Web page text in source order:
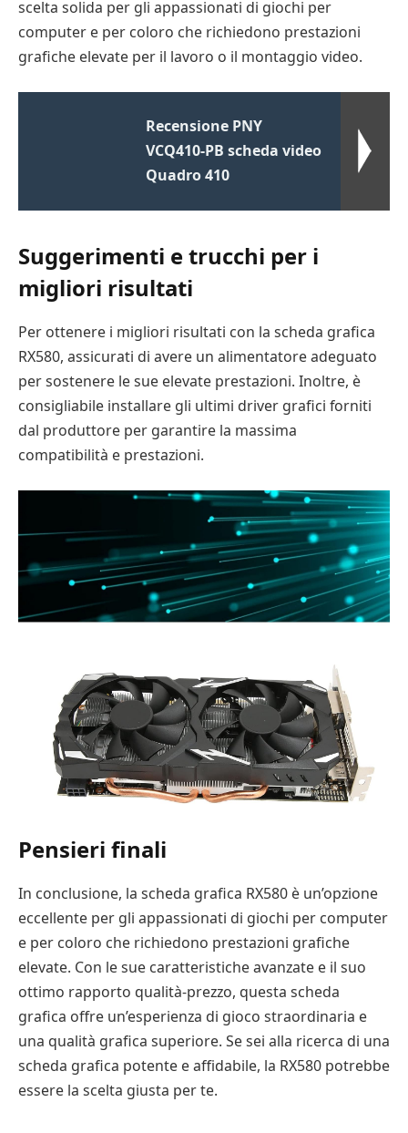
scelta solida per gli appassionati di giochi per
computer e per coloro che richiedono prestazioni
grafiche elevate per il lavoro o il montaggio video.
Recensione PNY
VCQ410-PB scheda video
Quadro 410
Suggerimenti e trucchi per i
migliori risultati
Per ottenere i migliori risultati con la scheda grafica
RX580, assicurati di avere un alimentatore adeguato
per sostenere le sue elevate prestazioni. Inoltre, è
consigliabile installare gli ultimi driver grafici forniti
dal produttore per garantire la massima
compatibilità e prestazioni.
Pensieri finali
In conclusione, la scheda grafica RX580 è un’opzione
eccellente per gli appassionati di giochi per computer
e per coloro che richiedono prestazioni grafiche
elevate. Con le sue caratteristiche avanzate e il suo
ottimo rapporto qualità-prezzo, questa scheda
grafica offre un’esperienza di gioco straordinaria e
una qualità grafica superiore. Se sei alla ricerca di una
scheda grafica potente e affidabile, la RX580 potrebbe
essere la scelta giusta per te.